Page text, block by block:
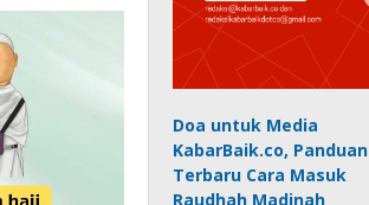
Doa untuk Media
KabarBaik.co, Panduan
Terbaru Cara Masuk
Raudhah Madinah